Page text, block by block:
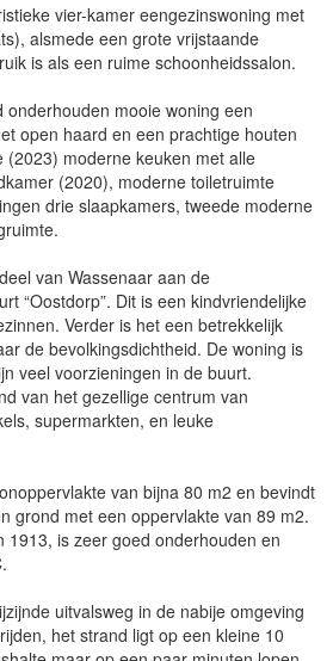
vier-kamer eengezinswoning met
alsmede een grote vrijstaande
is als een ruime schoonheidssalon.
onderhouden mooie woning een
open haard en een prachtige houten
(2023) moderne keuken met alle
(2020), moderne toiletruimte
drie slaapkamers, tweede moderne
van Wassenaar aan de
“Oostdorp”. Dit is een kindvriendelijke
Verder is het een betrekkelijk
de bevolkingsdichtheid. De woning is
veel voorzieningen in de buurt.
van het gezellige centrum van
supermarkten, en leuke
van bijna 80 m2 en bevindt
grond met een oppervlakte van 89 m2.
1913, is zeer goed onderhouden en
uitvalsweg in de nabije omgeving
het strand ligt op een kleine 10